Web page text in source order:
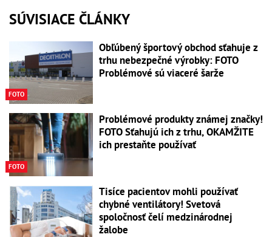
SÚVISIACE ČLÁNKY
FOTO
Obľúbený športový obchod sťahuje z
trhu nebezpečné výrobky: FOTO
Problémové sú viaceré šarže
FOTO
Problémové produkty známej značky!
FOTO Sťahujú ich z trhu, OKAMŽITE
ich prestaňte používať
Tisíce pacientov mohli používať
chybné ventilátory! Svetová
spoločnosť čelí medzinárodnej
žalobe